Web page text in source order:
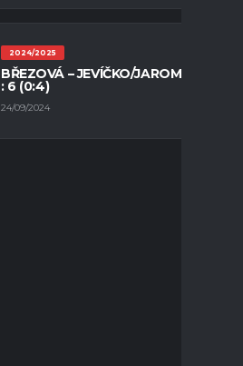
2024/2025
BŘEZOVÁ – JEVÍČKO/JAROMĚŘICE 0
: 6 (0:4)
24/09/2024